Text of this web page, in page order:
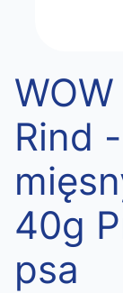
Rind
40g
psa